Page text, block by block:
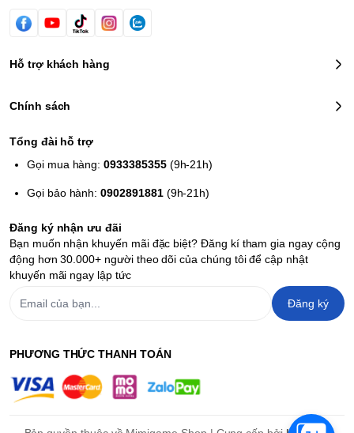
Hỗ trợ khách hàng
Chính sách
Tổng đài hỗ trợ
Gọi mua hàng:0933385355(9h-21h)
Gọi bảo hành:0902891881(9h-21h)
Đăng ký nhận ưu đãi
Bạn muốn nhận khuyến mãi đặc biệt? Đăng kí tham gia ngay cộng
động hơn 30.000+ người theo dõi của chúng tôi để cập nhật
khuyến mãi ngay lập tức
Đăng ký
PHƯƠNG THỨC THANH TOÁN